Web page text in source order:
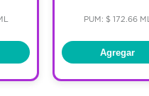
PUM: $ 172.66 ML
Agregar